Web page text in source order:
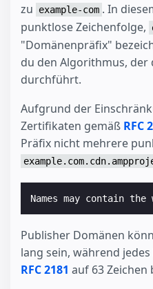
zu
example-com . In
punktlose Zeichenfolge,
"Domänenpräfix"
du den Algorithmus, der
durchführt.
Aufgrund der
Zertifikaten gemäß RFC
Präfix nicht mehrere
Names may contain
Publisher Domänen
lang sein, während
RFC 2181 auf 63 Zeichen